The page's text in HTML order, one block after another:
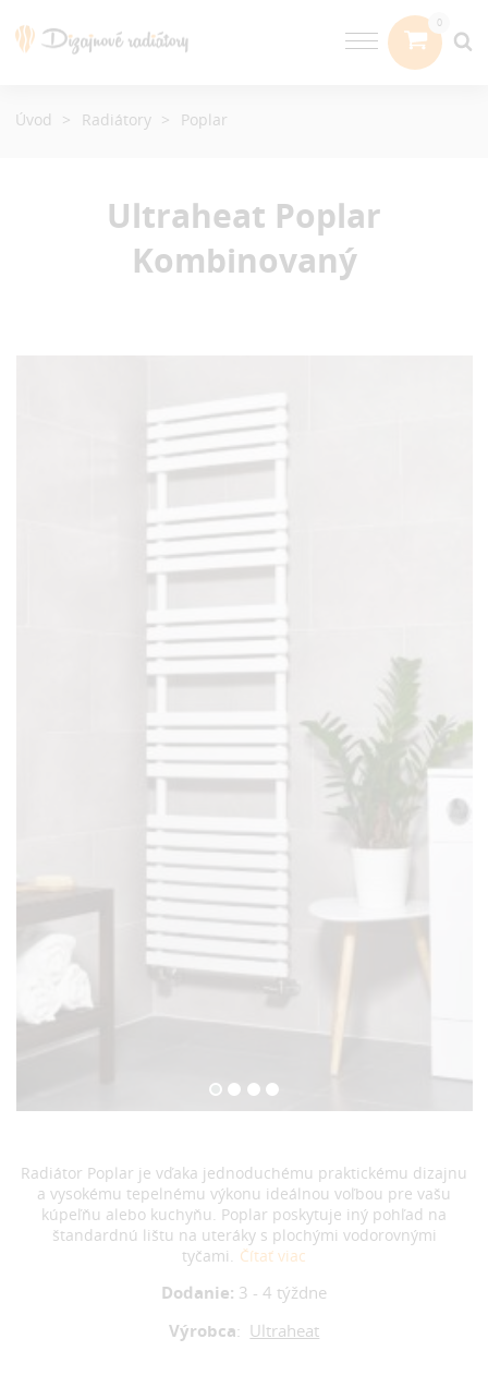
Ultraheat Poplar
Kombinovaný
Radiátor Poplar je vďaka jednoduchému praktickému dizajnu
a vysokému tepelnému výkonu ideálnou voľbou pre vašu
kúpeľňu alebo kuchyňu. Poplar poskytuje iný pohľad na
štandardnú lištu na uteráky s plochými vodorovnými
tyčami. Čítať viac
Dodanie: 3 - 4 týždne
Výrobca: Ultraheat
Úvod Radiátory Poplar